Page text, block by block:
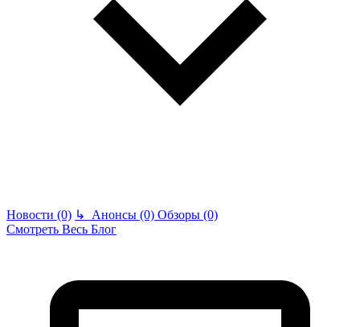
Новости (0) ↳ Анонсы (0) Обзоры (0)
Смотреть Весь Блог